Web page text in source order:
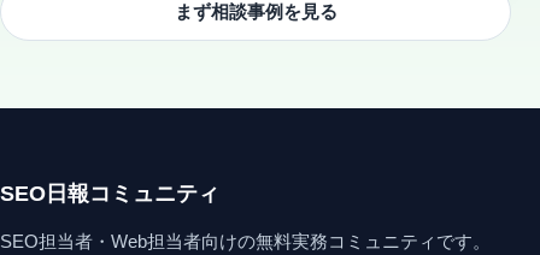
まず相談事例を見る
SEO日報コミュニティ
SEO担当者・Web担当者向けの無料実務コミュニティです。